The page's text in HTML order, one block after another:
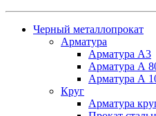
Черный металлопрокат
Арматура
Арматура А3
Арматура А
Арматура А
Круг
Арматура